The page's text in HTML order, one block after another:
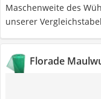
Maschenweite des
unserer
Florade